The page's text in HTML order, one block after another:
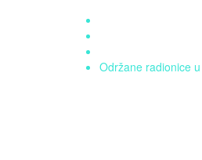
Održane radionice